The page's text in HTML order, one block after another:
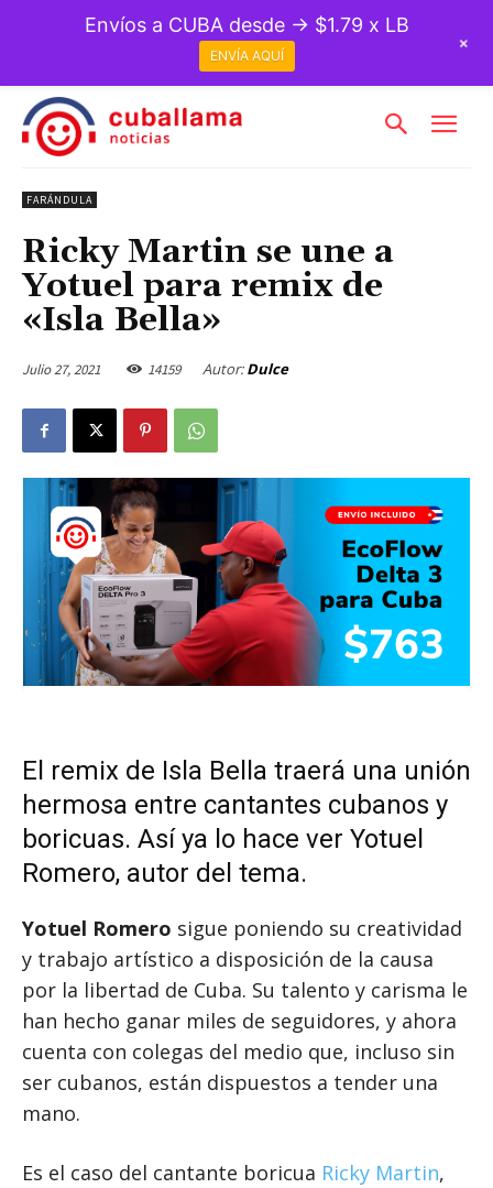
FARÁNDULA
Ricky Martin se une a
Yotuel para remix de
«Isla Bella»
Julio 27, 2021 14159 Autor: Dulce
El remix de Isla Bella traerá una unión
hermosa entre cantantes cubanos y
boricuas. Así ya lo hace ver Yotuel
Romero, autor del tema.
Yotuel Romero sigue poniendo su creatividad
y trabajo artístico a disposición de la causa
por la libertad de Cuba. Su talento y carisma le
han hecho ganar miles de seguidores, y ahora
cuenta con colegas del medio que, incluso sin
ser cubanos, están dispuestos a tender una
mano.
Es el caso del cantante boricua Ricky Martin,
Envíos a CUBA desde → $1.79 x LB
ENVÍA AQUÍ
+